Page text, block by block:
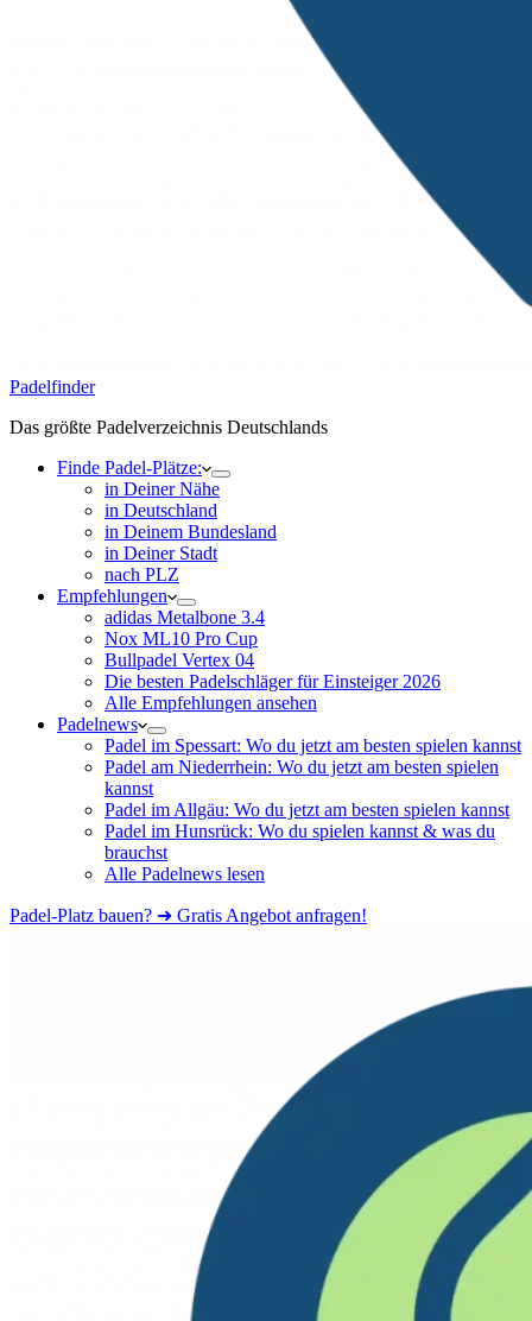
Padelfinder
Das größte Padelverzeichnis Deutschlands
Finde Padel-Plätze:
in Deiner Nähe
in Deutschland
in Deinem Bundesland
in Deiner Stadt
nach PLZ
Empfehlungen
adidas Metalbone 3.4
Nox ML10 Pro Cup
Bullpadel Vertex 04
Die besten Padelschläger für Einsteiger 2026
Alle Empfehlungen ansehen
Padelnews
Padel im Spessart: Wo du jetzt am besten spielen kannst
Padel am Niederrhein: Wo du jetzt am besten spielen
kannst
Padel im Allgäu: Wo du jetzt am besten spielen kannst
Padel im Hunsrück: Wo du spielen kannst & was du
brauchst
Alle Padelnews lesen
Padel-Platz bauen? ➜ Gratis Angebot anfragen!